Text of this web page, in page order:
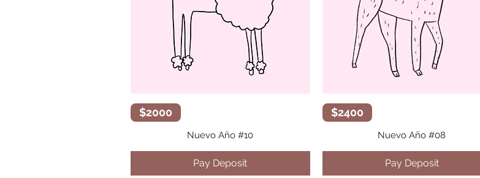
$2000
Nuevo Año #10
Pay Deposit
$2400
Nuevo Año #08
Pay Deposit